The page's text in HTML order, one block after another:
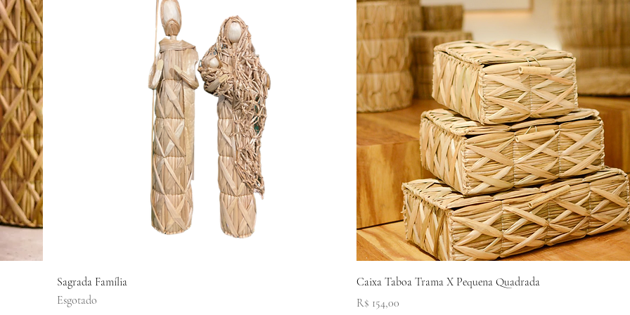
Sagrada Família
Esgotado
Visualização rápida
Caixa Taboa Trama X Pequena Quadrada
Preço
R$ 154,00